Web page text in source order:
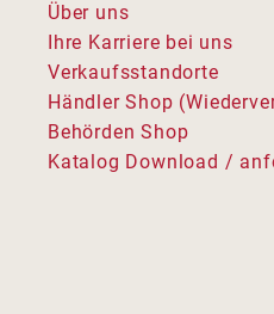
Über uns
Ihre Karriere bei uns
Verkaufsstandorte
Händler Shop
Behörden Shop
Katalog Download /